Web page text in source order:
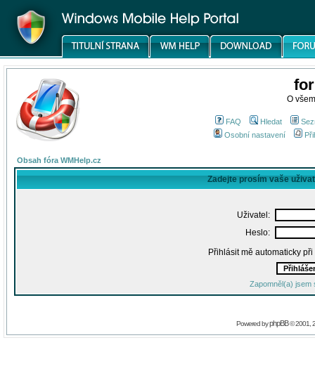
O
FAQ Hledat
Osobní nastavení
Obsah fóra WMHelp.cz
Zadejte prosím vaše
Uživatel:
Heslo:
Přihlásit mě automaticky
Zapomněl(a) jsem
Powered byphpBB© 2001,